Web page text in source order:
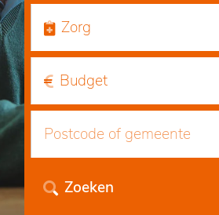
Zorg
Budget
Zoeken